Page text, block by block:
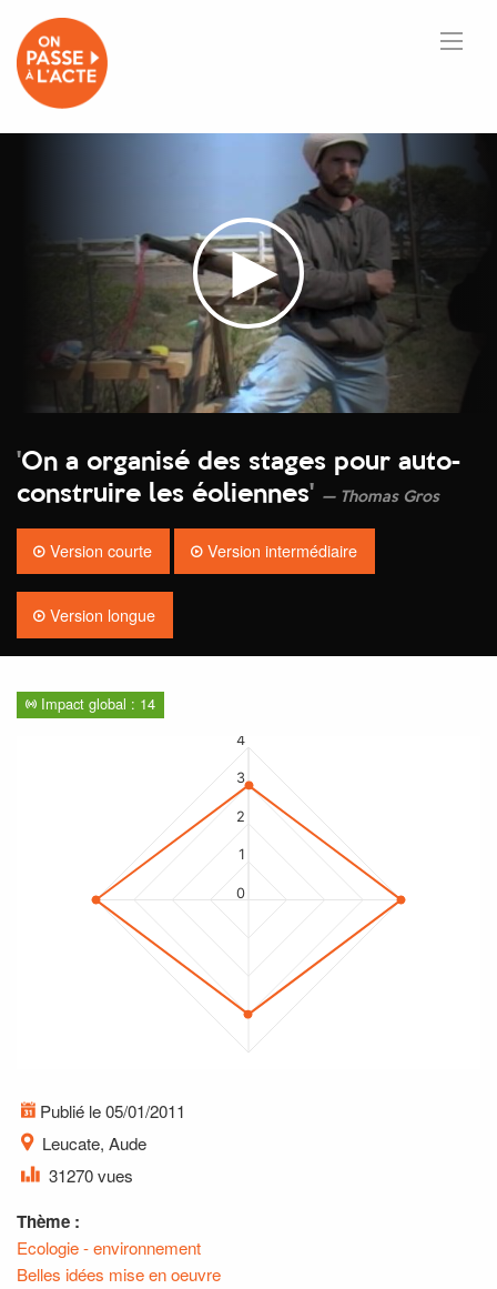
'On a organisé des stages pour auto-
construire les éoliennes' Thomas Gros
Version courte Version intermédiaire
Version longue
Impact global : 14
0
1
2
3
4
Publié le 05/01/2011
Leucate, Aude
31270 vues
Thème :
Ecologie - environnement
Belles idées mise en oeuvre